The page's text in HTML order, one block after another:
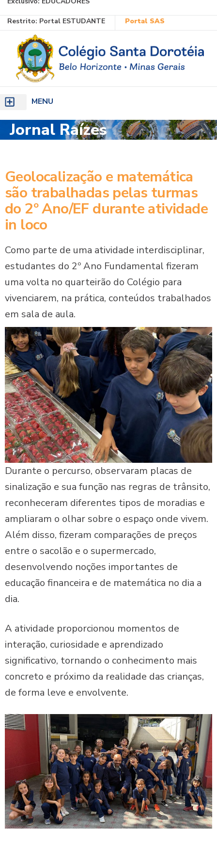
para
conteúdo
Restrito: Portal ESTUDANTE Portal SAS
MENU
Jornal Raízes
Geolocalização e matemática
são trabalhadas pelas turmas
do 2º Ano/EF durante atividade
in loco
Como parte de uma atividade interdisciplinar,
estudantes do 2º Ano Fundamental fizeram
uma volta no quarteirão do Colégio para
vivenciarem, na prática, conteúdos trabalhados
em sala de aula.
Durante o percurso, observaram placas de
sinalização e sua função nas regras de trânsito,
reconheceram diferentes tipos de moradias e
ampliaram o olhar sobre o espaço onde vivem.
Além disso, fizeram comparações de preços
entre o sacolão e o supermercado,
desenvolvendo noções importantes de
educação financeira e de matemática no dia a
dia.
A atividade proporcionou momentos de
interação, curiosidade e aprendizado
significativo, tornando o conhecimento mais
concreto e próximo da realidade das crianças,
de forma leve e envolvente.